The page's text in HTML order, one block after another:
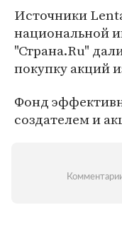
Источники
национальной
"Страна.Ru"
покупку акций
Фонд
создателем и